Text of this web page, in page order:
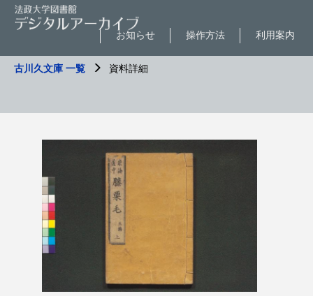
利用案内
操作方法
お知らせ
古川久文庫 一覧 資料詳細